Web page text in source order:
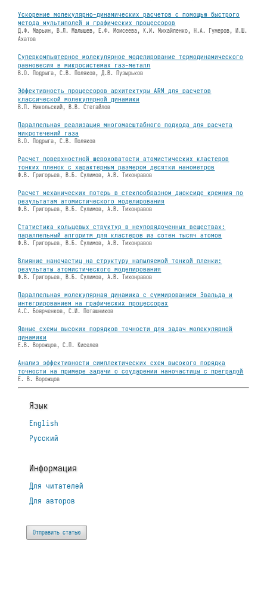
Ускорение молекулярно-динамических расчетов с помощью быстрого
метода мультиполей и графических процессоров
Д.Ф. Марьин, В.Л. Малышев, Е.Ф. Моисеева, К.И. Михайленко, Н.А. Гумеров, И.Ш.
Ахатов
Суперкомпьютерное молекулярное моделирование термодинамического
равновесия в микросистемах газ-металл
В.О. Подрыга, С.В. Поляков, Д.В. Пузырьков
Эффективность процессоров архитектуры ARM для расчетов
классической молекулярной динамики
В.П. Никольский, В.В. Стегайлов
Параллельная реализация многомасштабного подхода для расчета
микротечений газа
В.О. Подрыга, С.В. Поляков
Расчет поверхностной шероховатости атомистических кластеров
тонких пленок с характерным размером десятки нанометров
Ф.В. Григорьев, В.Б. Сулимов, А.В. Тихонравов
Расчет механических потерь в стеклообразном диоксиде кремния по
результатам атомистического моделирования
Ф.В. Григорьев, В.Б. Сулимов, А.В. Тихонравов
Статистика кольцевых структур в неупорядоченных веществах:
параллельный алгоритм для кластеров из сотен тысяч атомов
Ф.В. Григорьев, В.Б. Сулимов, А.В. Тихонравов
Влияние наночастиц на структуру напыляемой тонкой пленки:
результаты атомистического моделирования
Ф.В. Григорьев, В.Б. Сулимов, А.В. Тихонравов
Параллельная молекулярная динамика с суммированием Эвальда и
интегрированием на графических процессорах
А.С. Боярченков, С.И. Поташников
Явные схемы высоких порядков точности для задач молекулярной
динамики
Е.В. Ворожцов, С.П. Киселев
Анализ эффективности симплектических схем высокого порядка
точности на примере задачи о соударении наночастицы с преградой
Е. В. Ворожцов
Язык
English
Русский
Информация
Для читателей
Для авторов
Отправить статью